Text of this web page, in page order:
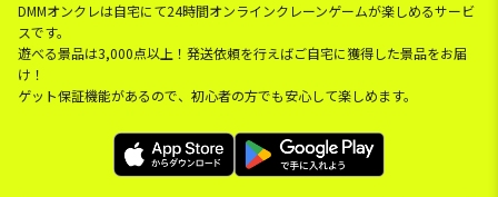
DMMオンクレは自宅にて24時間オンラインクレーンゲームが楽しめるサービ
スです。
遊べる景品は3,000点以上！発送依頼を行えばご自宅に獲得した景品をお届
け！
ゲット保証機能があるので、初心者の方でも安心して楽しめます。